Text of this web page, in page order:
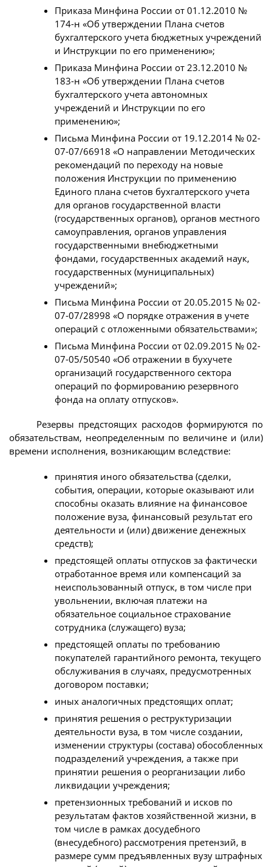
Приказа Минфина России от 01.12.2010 №
174-н «Об утверждении Плана счетов
бухгалтерского учета бюджетных учреждений
и Инструкции по его применению»;
Приказа Минфина России от 23.12.2010 №
183-н «Об утверждении Плана счетов
бухгалтерского учета автономных
учреждений и Инструкции по его
применению»;
Письма Минфина России от 19.12.2014 № 02-
07-07/66918 «О направлении Методических
рекомендаций по переходу на новые
положения Инструкции по применению
Единого плана счетов бухгалтерского учета
для органов государственной власти
(государственных органов), органов местного
самоуправления, органов управления
государственными внебюджетными
фондами, государственных академий наук,
государственных (муниципальных)
учреждений»;
Письма Минфина России от 20.05.2015 № 02-
07-07/28998 «О порядке отражения в учете
операций с отложенными обязательствами»;
Письма Минфина России от 02.09.2015 № 02-
07-05/50540 «Об отражении в бухучете
организаций государственного сектора
операций по формированию резервного
фонда на оплату отпусков».
Резервы предстоящих расходов формируются по
обязательствам, неопределенным по величине и (или)
времени исполнения, возникающим вследствие:
принятия иного обязательства (сделки,
события, операции, которые оказывают или
способны оказать влияние на финансовое
положение вуза, финансовый результат его
деятельности и (или) движение денежных
средств);
предстоящей оплаты отпусков за фактически
отработанное время или компенсаций за
неиспользованный отпуск, в том числе при
увольнении, включая платежи на
обязательное социальное страхование
сотрудника (служащего) вуза;
предстоящей оплаты по требованию
покупателей гарантийного ремонта, текущего
обслуживания в случаях, предусмотренных
договором поставки;
иных аналогичных предстоящих оплат;
принятия решения о реструктуризации
деятельности вуза, в том числе создании,
изменении структуры (состава) обособленных
подразделений учреждения, а также при
принятии решения о реорганизации либо
ликвидации учреждения;
претензионных требований и исков по
результатам фактов хозяйственной жизни, в
том числе в рамках досудебного
(внесудебного) рассмотрения претензий, в
размере сумм предъявленных вузу штрафных